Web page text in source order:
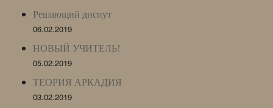
Решающий диспут
06.02.2019
НОВЫЙ УЧИТЕЛЬ!
05.02.2019
ТЕОРИЯ АРКАДИЯ
03.02.2019